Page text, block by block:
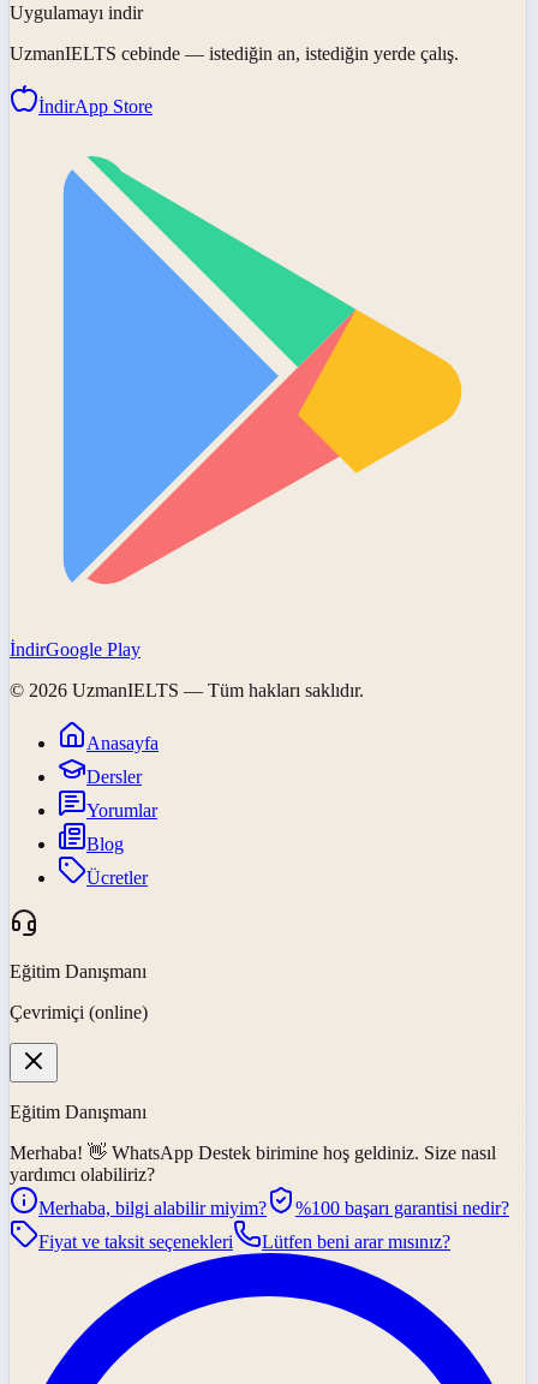
Uygulamayı indir
UzmanIELTS cebinde — istediğin an, istediğin yerde çalış.
İndirApp Store
İndirGoogle Play
© 2026 UzmanIELTS — Tüm hakları saklıdır.
Anasayfa
Dersler
Yorumlar
Blog
Ücretler
Eğitim Danışmanı
Çevrimiçi (online)
Eğitim Danışmanı
Merhaba! 👋 WhatsApp Destek birimine hoş geldiniz. Size nasıl
yardımcı olabiliriz?
Merhaba, bilgi alabilir miyim?
%100 başarı garantisi nedir?
Fiyat ve taksit seçenekleri
Lütfen beni arar mısınız?